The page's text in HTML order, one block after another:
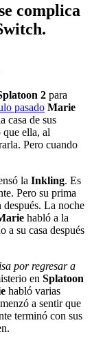
complica
2 para
pasado Marie
casa de sus
que ella, al
Pero cuando
la Inkling. Es
Pero su prima
La noche
habló a la
a su casa después
por regresar a
en Splatoon
habló varias
a sentir que
terminó con sus